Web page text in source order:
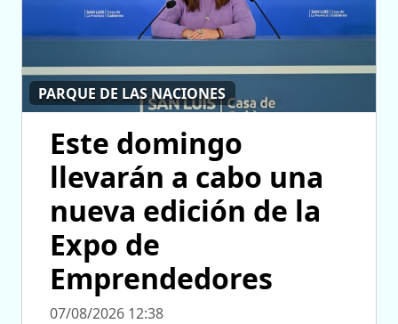
PARQUE DE LAS NACIONES
Este domingo
llevarán a cabo una
nueva edición de la
Expo de
Emprendedores
07/08/2026 12:38